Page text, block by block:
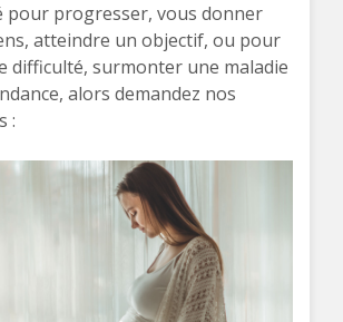
pour progresser, vous donner
atteindre un objectif, ou pour
difficulté, surmonter une maladie
alors demandez nos
: